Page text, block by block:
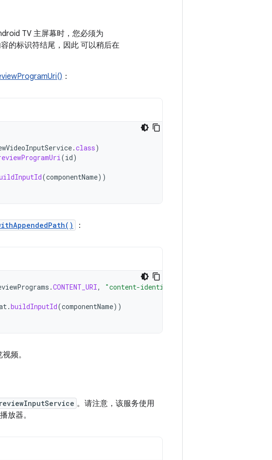
TV 主屏幕时，您必须为
的标识符结尾，因此 可以稍后在
：
.class)
(id)
(componentName))
：
.CONTENT_URI, "content-identifier"
.buildInputId(componentName))
频。
。请注意，该服务使用
放器。